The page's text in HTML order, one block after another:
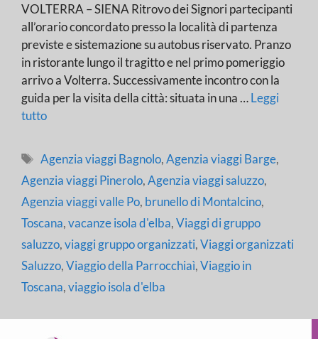
VOLTERRA – SIENA Ritrovo dei Signori partecipanti
all’orario concordato presso la località di partenza
previste e sistemazione su autobus riservato. Pranzo
in ristorante lungo il tragitto e nel primo pomeriggio
arrivo a Volterra. Successivamente incontro con la
guida per la visita della città: situata in una …Leggi
tutto
Tag
Agenzia viaggi Bagnolo,Agenzia viaggi Barge,
Agenzia viaggi Pinerolo,Agenzia viaggi saluzzo,
Agenzia viaggi valle Po, brunello di Montalcino,
Toscana,vacanze isola d'elba,Viaggi di gruppo
saluzzo,viaggi gruppo organizzati,Viaggi organizzati
Saluzzo,Viaggio della Parrocchiaì,Viaggio in
Toscana,viaggio isola d'elba